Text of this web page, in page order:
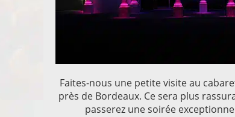
Faites-nous une petite visite au
près de Bordeaux. Ce sera plus
passerez une soirée